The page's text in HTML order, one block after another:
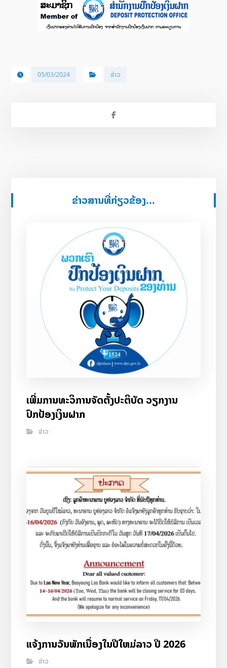
05/03/2024 ຂ່າວ
ຂ່າວສານທີ່ກ່ຽວຂ້ອງ...
ເພີ່ມການທະວິການຈັດຕັ້ງປະຕິບັດ ວຽກງານ
ປົກປ້ອງເງິນຝາກ
ຂ່າວ
ແຈ້ງການວັນພັກເນື່ອງໃນປີໃຫມ່ລາວ ປີ 2026
ຂ່າວ